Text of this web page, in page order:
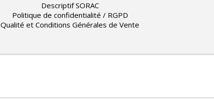
Descriptif SORAC
Politique de confidentialité / RGPD
Qualité et Conditions Générales de Vente